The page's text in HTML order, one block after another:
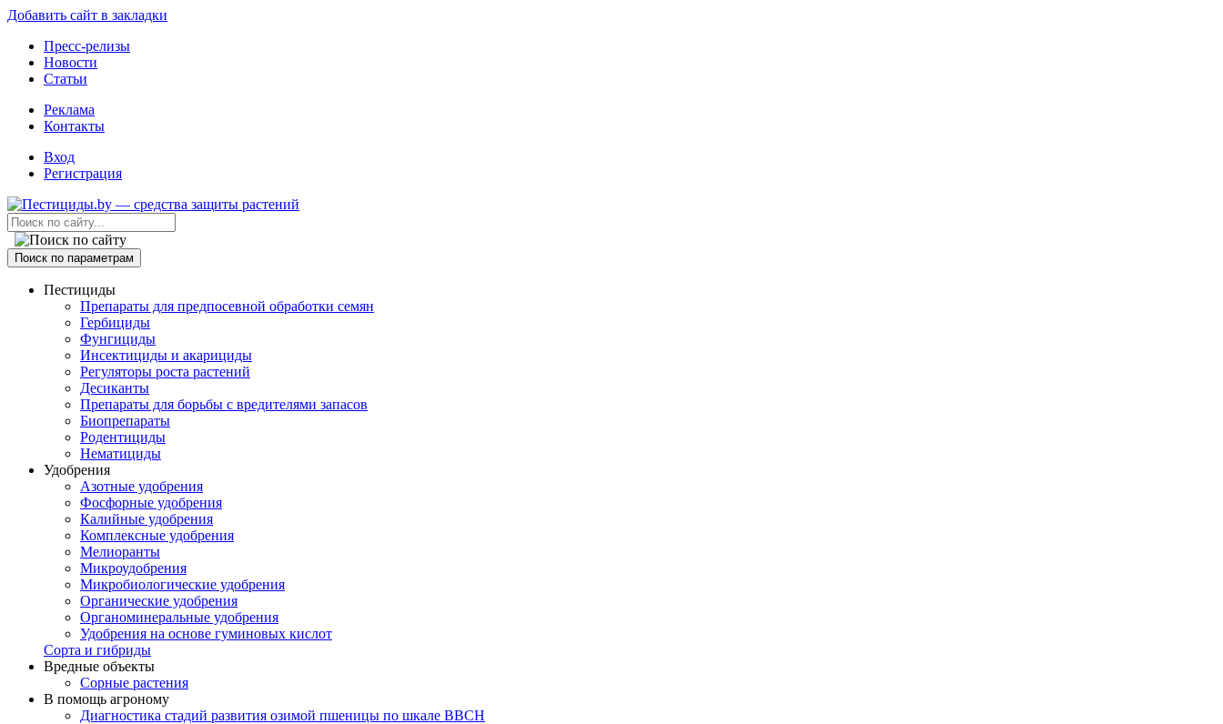
Добавить сайт в закладки
Пресс-релизы
Новости
Статьи
Реклама
Контакты
Вход
Регистрация
Поиск по параметрам
Пестициды
Препараты для предпосевной обработки семян
Гербициды
Фунгициды
Инсектициды и акарициды
Регуляторы роста растений
Десиканты
Препараты для борьбы с вредителями запасов
Биопрепараты
Родентициды
Нематициды
Удобрения
Азотные удобрения
Фосфорные удобрения
Калийные удобрения
Комплексные удобрения
Мелиоранты
Микроудобрения
Микробиологические удобрения
Органические удобрения
Органоминеральные удобрения
Удобрения на основе гуминовых кислот
Сорта и гибриды
Вредные объекты
Сорные растения
В помощь агроному
Диагностика стадий развития озимой пшеницы по шкале ВВСН